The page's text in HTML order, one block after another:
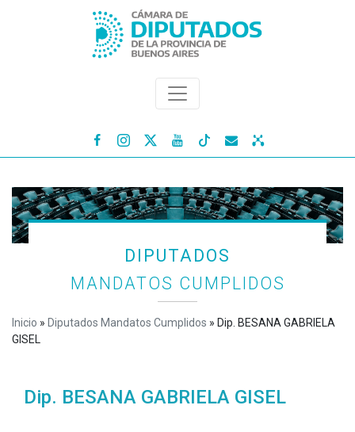
   
DIPUTADOS
MANDATOS CUMPLIDOS
Inicio » Diputados Mandatos Cumplidos » Dip. BESANA GABRIELA
GISEL
Dip. BESANA GABRIELA GISEL